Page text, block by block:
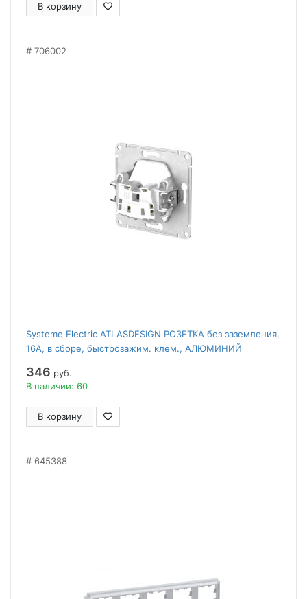
В корзину
706002
Systeme Electric ATLASDESIGN РОЗЕТКА без заземления,
16А, в сборе, быстрозажим. клем., АЛЮМИНИЙ
346 руб.
В наличии: 60
В корзину
645388